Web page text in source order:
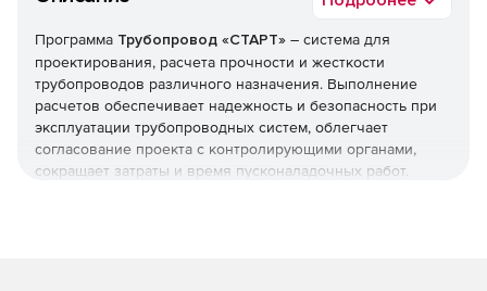
Программа Трубопровод «СТАРТ» – система для
проектирования, расчета прочности и жесткости
трубопроводов различного назначения. Выполнение
расчетов обеспечивает надежность и безопасность при
эксплуатации трубопроводных систем, облегчает
согласование проекта с контролирующими органами,
сокращает затраты и время пусконаладочных работ.